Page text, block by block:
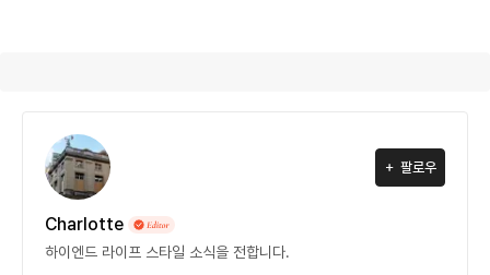
팔로우
Charlotte
하이엔드 라이프 스타일 소식을 전합니다.